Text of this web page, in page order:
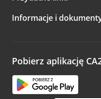
A po wizycie…
Zachęcamy do
opinie.
Informacje i
Pobierz aplikację